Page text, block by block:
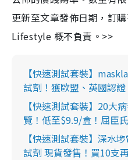
更新至文章發佈日期，訂
Lifestyle 概不負責。>>
【快速測試套裝】
試劑！獲歐盟、英國認
【快速測試套裝】20大
覽！低至$9.9/盒！屈臣
【快速測試套裝】深水
試劑 現貨發售！買10支